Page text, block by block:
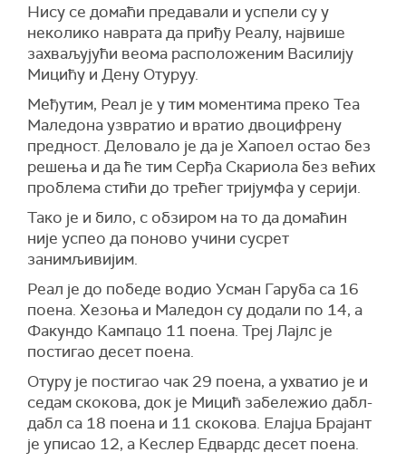
Нису се домаћи предавали и успели су у
неколико наврата да приђу Реалу, највише
захваљујући веома расположеним Василију
Мицићу и Дену Отуруу.
Међутим, Реал је у тим моментима преко Теа
Маледона узвратио и вратио двоцифрену
предност. Деловало је да је Хапоел остао без
решења и да ће тим Серђа Скариола без већих
проблема стићи до трећег тријумфа у серији.
Тако је и било, с обзиром на то да домаћин
није успео да поново учини сусрет
занимљивијим.
Реал је до победе водио Усман Гаруба са 16
поена. Хезоња и Маледон су додали по 14, а
Факундо Кампацо 11 поена. Треј Лајлс је
постигао десет поена.
Отуру је постигао чак 29 поена, а ухватио је и
седам скокова, док је Мицић забележио дабл-
дабл са 18 поена и 11 скокова. Елајџа Брајант
је уписао 12, а Кеслер Едвардс десет поена.